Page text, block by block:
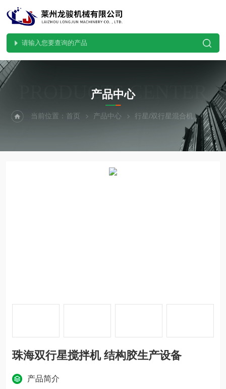
PRODUCTS CENTER
产品中心
当前位置：首页 产品中心 行星/双行星混合机 行星
珠海双行星搅拌机 结构胶生产设备
产品简介